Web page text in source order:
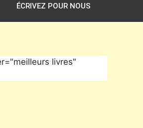
ÉCRIVEZ POUR NOUS
livres"